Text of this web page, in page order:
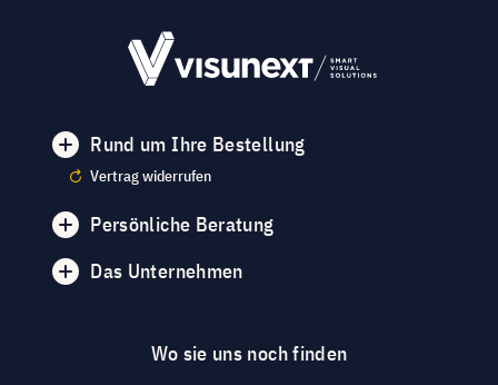
Rund um Ihre Bestellung
Vertrag widerrufen
Persönliche Beratung
Das Unternehmen
Wo sie uns noch finden